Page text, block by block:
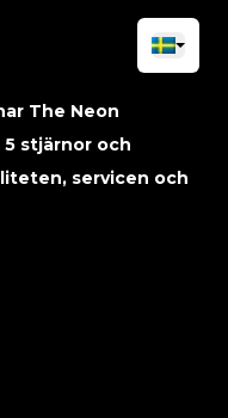
The Neon
stjärnor och
servicen och